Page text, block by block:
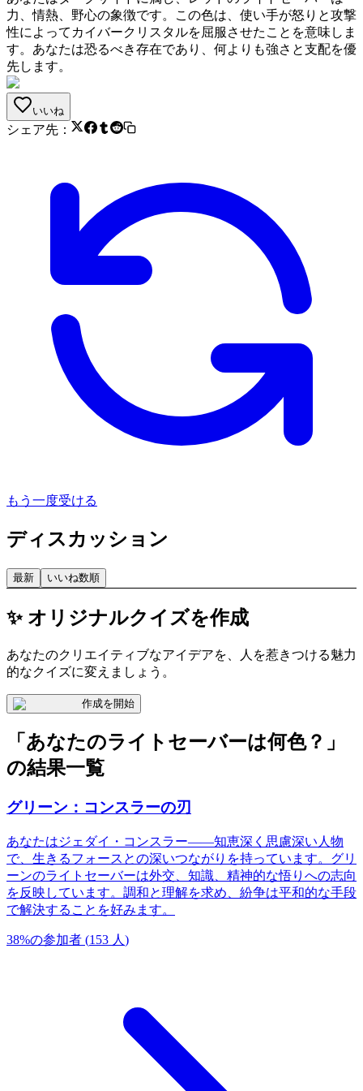
力、情熱、野心の象徴です。この色は、使い手が怒りと攻撃
性によってカイバークリスタルを屈服させたことを意味しま
す。あなたは恐るべき存在であり、何よりも強さと支配を優
先します。
いいね
シェア先：
もう一度受ける
ディスカッション
最新 いいね数順
✨ オリジナルクイズを作成
あなたのクリエイティブなアイデアを、人を惹きつける魅力
的なクイズに変えましょう。
作成を開始
「あなたのライトセーバーは何色？」
の結果一覧
グリーン：コンスラーの刃
あなたはジェダイ・コンスラー——知恵深く思慮深い人物
で、生きるフォースとの深いつながりを持っています。グリ
ーンのライトセーバーは外交、知識、精神的な悟りへの志向
を反映しています。調和と理解を求め、紛争は平和的な手段
で解決することを好みます。
38%の参加者 (153 人 )